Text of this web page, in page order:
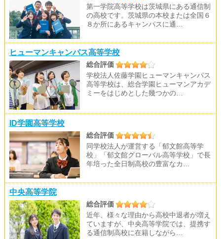
第一学院高等学校は茨城県にある通信制
の高校です。茨城県の本校または全国６
８か所にあるキャンパスに通…
ヒューマンキャンパス高等学校
総合評価
学校法人佐藤学園ヒューマンキャンパス
高等学校は、総合学園ヒューマンアカデ
ミーをはじめとした幾つかの…
ID学園高等学校
総合評価
同学校法人が運営する「郁文館高等学
校」「郁文館グローバル高等学校」で長
年培った全日制高校の豊富なカ…
中央高等学院
総合評価
近年、様々な理由から高校中退者が増え
ていますが、中央高等学院では、提携す
る通信制高校に在籍しながら…